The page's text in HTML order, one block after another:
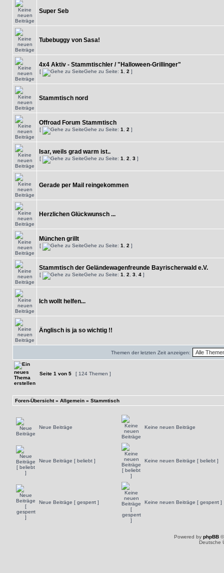
Super Seb
Tubebuggy von Sasa!
4x4 Aktiv - Stammtischler / "Halloween-Grillinger"
[ Gehe zu Seite: 1 2 ]
Stammtisch nord
Offroad Forum Stammtisch
[ Gehe zu Seite: 1 2 ]
Isar, weils grad warm ist..
[ Gehe zu Seite: 1 2 3 ]
Gerade per Mail reingekommen
Herzlichen Glückwunsch ...
München grillt
[ Gehe zu Seite: 1 2 ]
Stammtisch der Geländewagenfreunde Bayrischerwald e.V.
[ Gehe zu Seite: 1 2 3 4 ]
Ich wollt helfen...
Änglisch is ja so wichtig !!
Themen der letzten Zeit anzeigen:
Seite 1 von 5 [ 124 Themen ]
Foren-Übersicht» Allgemein » Stammtisch
Neue Beiträge Keine neuen Beiträge
Neue Beiträge [ beliebt ] Keine neuen Beiträge [ beliebt ]
Neue Beiträge [ gesperrt ] Keine neuen Beiträge [ gesperrt ]
Powered by phpBB
Deutsche